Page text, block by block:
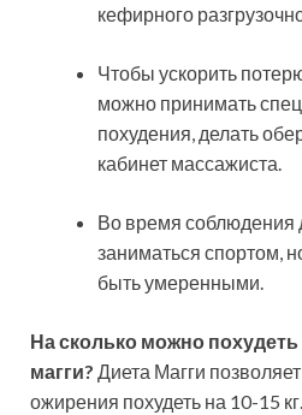
кефирного
Чтобы ускорить
можно принимать
похудения, делать
кабинет массажиста.
Во время соблюдения
заниматься спортом,
быть умеренными.
На сколько можно
магги? Диета Магги
ожирения похудеть на 10-15